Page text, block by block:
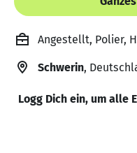
Angestellt, Polier,
Schwerin,
Logg Dich ein, um alle